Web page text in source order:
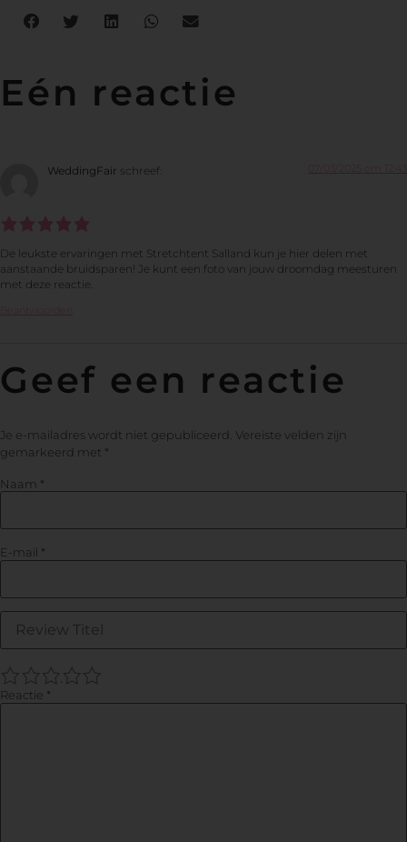
Eén reactie
WeddingFair schreef:
De leukste ervaringen met Stretchtent Salland kun je hier delen met
aanstaande bruidsparen! Je kunt een foto van jouw droomdag meesturen
met deze reactie.
Beantwoorden
Geef een reactie
Je e-mailadres wordt niet gepubliceerd. Vereiste velden zijn
gemarkeerd met *
Naam *
E-mail *
5
4
3
2
Reactie *